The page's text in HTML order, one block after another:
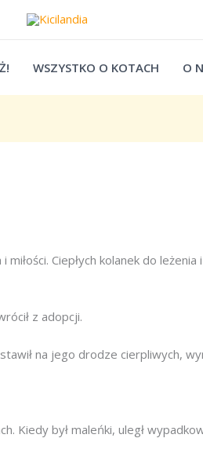
WSZYSTKO O KOTACH O
Ciepłych kolanek do leżenia
z adopcji.
na jego drodze cierpliwych,
Kiedy był maleńki, uległ